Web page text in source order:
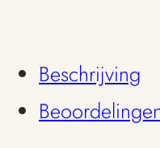
Beschrijving